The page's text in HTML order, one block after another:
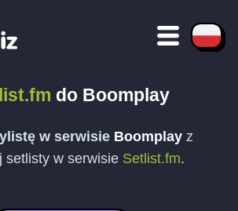
do Boomplay
w serwisie Boomplay z
setlisty w serwisie Setlist.fm.